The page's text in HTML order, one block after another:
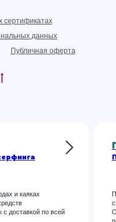
сертификатах
данных
Публичная оферта
и каяках
доставкой по всей